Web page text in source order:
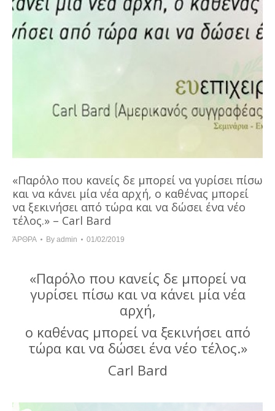
«Παρόλο που κανείς δε μπορεί να γυρίσει πίσω
και να κάνει μία νέα αρχή, ο καθένας μπορεί
να ξεκινήσει από τώρα και να δώσει ένα νέο
τέλος.» – Carl Bard
ΆΡΘΡΑ By admin 01/02/2019
«Παρόλο που κανείς δε μπορεί να
γυρίσει πίσω και να κάνει μία νέα
αρχή,
ο καθένας μπορεί να ξεκινήσει από
τώρα και να δώσει ένα νέο τέλος.»
Carl Bard